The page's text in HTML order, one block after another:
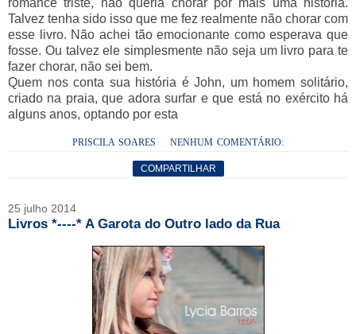
romance triste, não queria chorar por mais uma história.
Talvez tenha sido isso que me fez realmente não chorar com
esse livro. Não achei tão emocionante como esperava que
fosse. Ou talvez ele simplesmente não seja um livro para te
fazer chorar, não sei bem.
Quem nos conta sua história é John, um homem solitário,
criado na praia, que adora surfar e que está no exército há
alguns anos, optando por esta
PRISCILA SOARES NENHUM COMENTÁRIO:
COMPARTILHAR
25 julho 2014
Livros *----* A Garota do Outro lado da Rua